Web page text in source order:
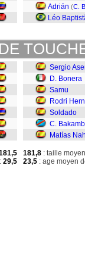
Adrián (C.
Léo
29,5
Sergio
D. Bonera
Samu
Rodri
Soldado
C.
Matías
181,8 : taille
23,5 : age moyen